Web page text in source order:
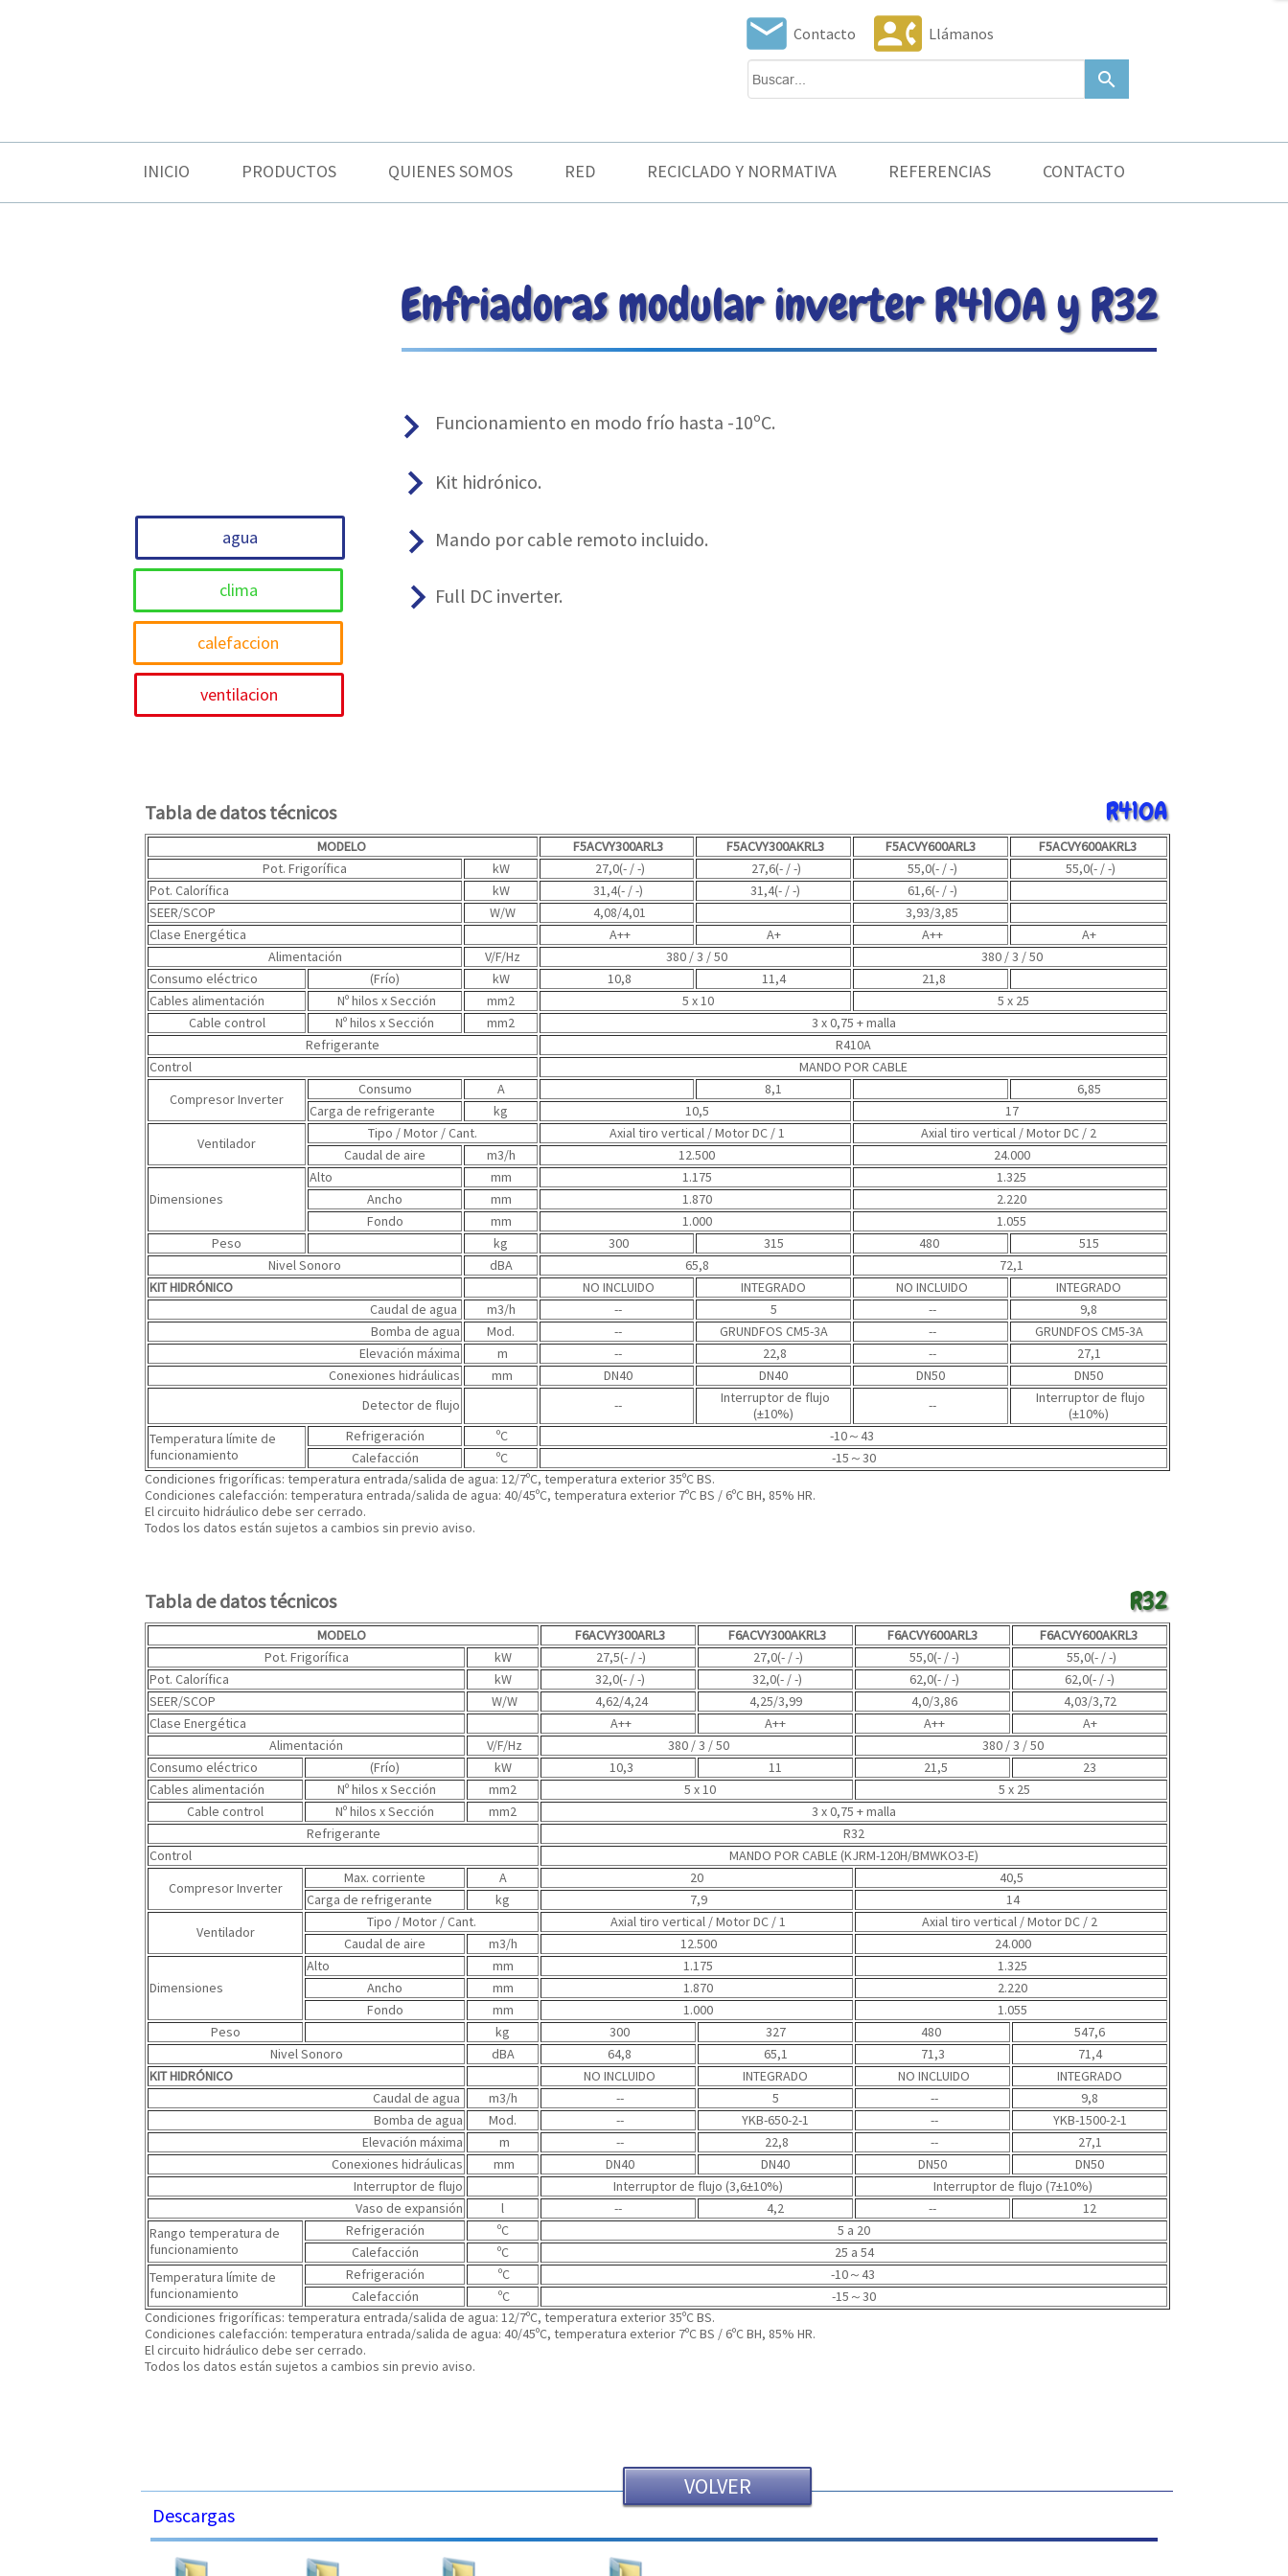
INICIO PRODUCTOS QUIENES SOMOS RED RECICLADO Y NORMATIVA REFERENCIAS CONTACTO
search
contact_phone Llámanos
local_post_office Contacto
agua
clima
calefaccion
ventilacion
Enfriadoras modular inverter R410A y R32
keyboard_arrow_right Funcionamiento en modo frío hasta -10ºC.
keyboard_arrow_rightKit hidrónico.
keyboard_arrow_rightMando por cable remoto incluido.
keyboard_arrow_rightFull DC inverter.
R410A
Tabla de datos técnicos
MODELO F5ACVY300ARL3 F5ACVY300AKRL3 F5ACVY600ARL3
F5ACVY600AKRL3
Pot. Frigorífica
kW 27,0(- / -) 27,6(- / -) 55,0(- / -)
55,0(- / -)
Pot. Calorífica
kW 31,4(- / -) 31,4(- / -)
61,6(- / -)
SEER/SCOP
W/W 4,08/4,01
3,93/3,85
Clase Energética
A++ A+ A++
A+
Alimentación
V/F/Hz 380 / 3 / 50
380 / 3 / 50
Consumo eléctrico
(Frío) kW 10,8 11,4
21,8
Cables alimentación
Nº hilos x Sección mm2 5 x 10
5 x 25
Cable control
Nº hilos x Sección mm2
3 x 0,75 + malla
Refrigerante
R410A
Control
MANDO POR CABLE
Compresor Inverter
Consumo A 8,1
6,85
Carga de refrigerante
kg 10,5
17
Ventilador
Tipo / Motor / Cant. Axial tiro vertical / Motor DC / 1 Axial tiro vertical / Motor DC / 2
Caudal de aire
m3/h 12.500 24.000
Dimensiones
Alto mm 1.175
1.325
Ancho
mm 1.870
2.220
Fondo
mm 1.000
1.055
Peso
kg 300 315 480
515
Nivel Sonoro
dBA 65,8
72,1
KIT HIDRÓNICO
NO INCLUIDO INTEGRADO NO INCLUIDO
INTEGRADO
Caudal de agua
m3/h -- 5 --
9,8
Bomba de agua
Mod. -- GRUNDFOS CM5-3A --
GRUNDFOS CM5-3A
Elevación máxima
m -- 22,8 --
27,1
Conexiones hidráulicas
mm DN40 DN40 DN50
DN50
Detector de flujo
--
Interruptor de flujo
(±10%)
--
Interruptor de flujo
(±10%)
Temperatura límite de
funcionamiento
Refrigeración ºC
-10～43
Calefacción
ºC -15 ～30
Condiciones frigoríficas: temperatura entrada/salida de agua: 12/7ºC, temperatura exterior 35ºC BS.
Condiciones calefacción: temperatura entrada/salida de agua: 40/45ºC, temperatura exterior 7ºC BS / 6ºC BH, 85% HR.
El circuito hidráulico debe ser cerrado.
Todos los datos están sujetos a cambios sin previo aviso.
R32
Tabla de datos técnicos
MODELO F6ACVY300ARL3 F6ACVY300AKRL3 F6ACVY600ARL3
F6ACVY600AKRL3
Pot. Frigorífica
kW 27,5(- / -) 27,0(- / -) 55,0(- / -)
55,0(- / -)
Pot. Calorífica
kW 32,0(- / -) 32,0(- / -) 62,0(- / -)
62,0(- / -)
SEER/SCOP
W/W 4,62/4,24 4,25/3,99 4,0/3,86
4,03/3,72
Clase Energética
A++ A++ A++
A+
Alimentación
V/F/Hz 380 / 3 / 50
380 / 3 / 50
Consumo eléctrico
(Frío) kW 10,3 11 21,5
23
Cables alimentación
Nº hilos x Sección mm2 5 x 10
5 x 25
Cable control
Nº hilos x Sección mm2
3 x 0,75 + malla
Refrigerante
R32
Control
MANDO POR CABLE (KJRM-120H/BMWKO3-E)
Compresor Inverter
Max. corriente A 20
40,5
Carga de refrigerante
kg 7,9
14
Ventilador
Tipo / Motor / Cant. Axial tiro vertical / Motor DC / 1 Axial tiro vertical / Motor DC / 2
Caudal de aire
m3/h 12.500 24.000
Dimensiones
Alto mm 1.175
1.325
Ancho
mm 1.870
2.220
Fondo
mm 1.000
1.055
Peso
kg 300 327 480
547,6
Nivel Sonoro
dBA 64,8 65,1 71,3
71,4
KIT HIDRÓNICO
NO INCLUIDO INTEGRADO NO INCLUIDO
INTEGRADO
Caudal de agua
m3/h -- 5 --
9,8
Bomba de agua
Mod. -- YKB-650-2-1 --
YKB-1500-2-1
Elevación máxima
m -- 22,8 --
27,1
Conexiones hidráulicas
mm DN40 DN40 DN50
DN50
Interruptor de flujo
Interruptor de flujo (3,6±10%)
Interruptor de flujo (7±10%)
Vaso de expansión
l -- 4,2 --
12
Rango temperatura de
funcionamiento
Refrigeración ºC
5 a 20
Calefacción
ºC
25 a 54
Temperatura límite de
funcionamiento
Refrigeración ºC
-10～43
Calefacción
ºC -15 ～30
Condiciones frigoríficas: temperatura entrada/salida de agua: 12/7ºC, temperatura exterior 35ºC BS.
Condiciones calefacción: temperatura entrada/salida de agua: 40/45ºC, temperatura exterior 7ºC BS / 6ºC BH, 85% HR.
El circuito hidráulico debe ser cerrado.
Todos los datos están sujetos a cambios sin previo aviso.
VOLVER
Descargas